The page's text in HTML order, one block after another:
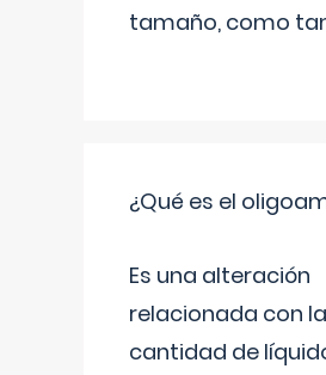
tamaño, como
¿Qué es el
Es una alteración
relacionada con la
cantidad de